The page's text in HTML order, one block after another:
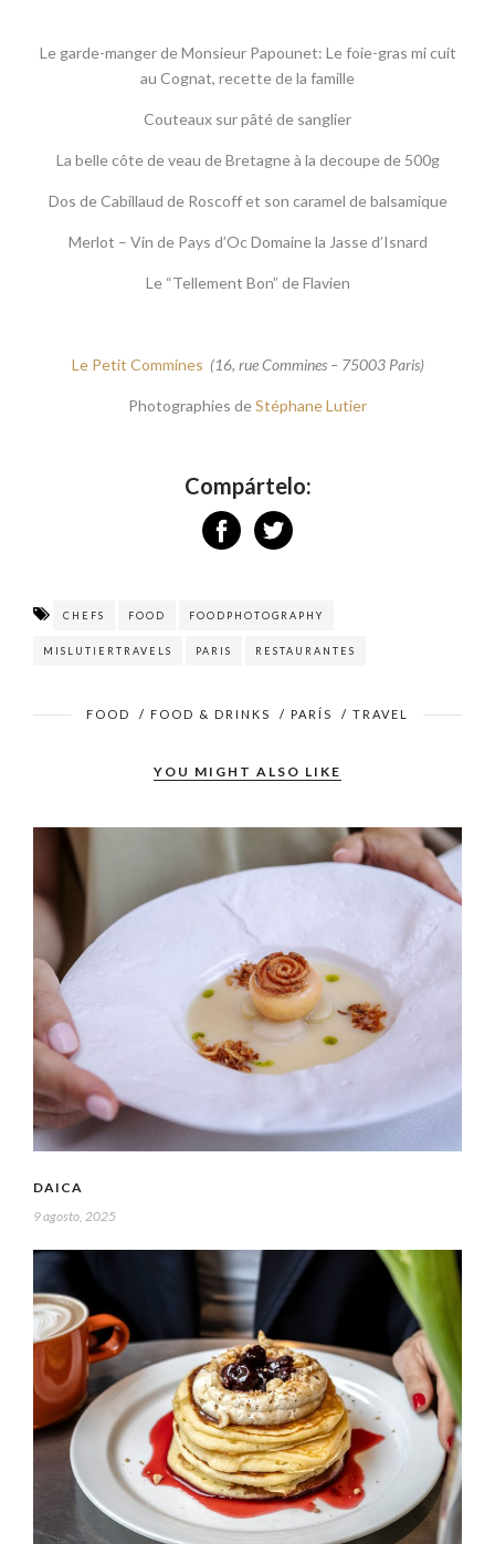
Le garde-manger de Monsieur Papounet: Le foie-gras mi cuit
au Cognat, recette de la famille
Couteaux sur pâté de sanglier
La belle côte de veau de Bretagne à la decoupe de 500g
Dos de Cabillaud de Roscoff et son caramel de balsamique
Merlot – Vin de Pays d’Oc Domaine la Jasse d’Isnard
Le “Tellement Bon” de Flavien
Le Petit Commines (16, rue Commines – 75003 Paris)
Photographies deStéphane Lutier
Compártelo:
CHEFS FOOD FOODPHOTOGRAPHY
MISLUTIERTRAVELS PARIS RESTAURANTES
FOOD / FOOD & DRINKS / PARÍS / TRAVEL
YOU MIGHT ALSO LIKE
DAICA
9 agosto, 2025